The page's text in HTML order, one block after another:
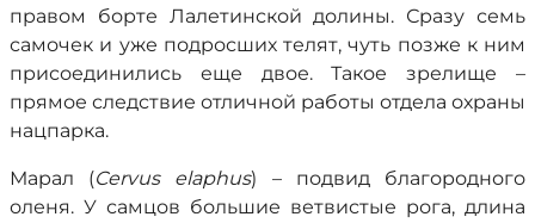
правом борте Лалетинской долины. Сразу семь
самочек и уже подросших телят, чуть позже к ним
присоединились еще двое. Такое зрелище –
прямое следствие отличной работы отдела охраны
нацпарка.
Марал (Cervus elaphus) – подвид благородного
оленя. У самцов большие ветвистые рога, длина